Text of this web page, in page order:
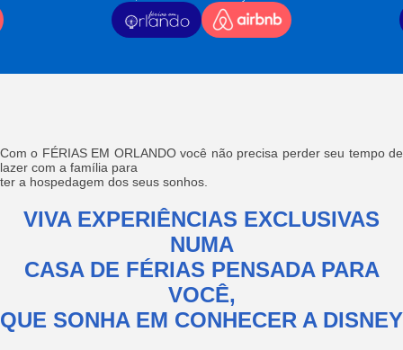
Com o FÉRIAS EM ORLANDO você não precisa perder seu tempo de
lazer com a família para
ter a hospedagem dos seus sonhos.
VIVA EXPERIÊNCIAS EXCLUSIVAS
NUMA
CASA DE FÉRIAS PENSADA PARA
VOCÊ,
QUE SONHA EM CONHECER A DISNEY